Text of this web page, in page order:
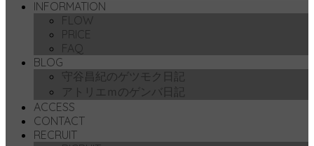
INFORMATION
FLOW
PRICE
FAQ
BLOG
守谷昌紀のゲツモク日記
アトリエｍのゲンバ日記
ACCESS
CONTACT
RECRUIT